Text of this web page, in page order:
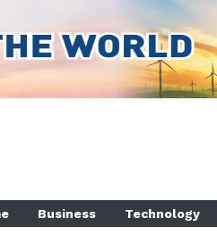
Business Technology